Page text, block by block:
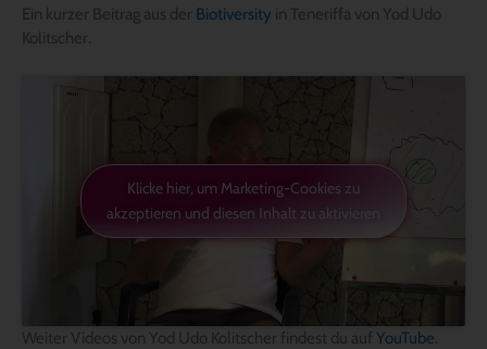
Ein kurzer Beitrag aus der Biotiversity in Teneriffa von Yod Udo
Kolitscher.
Klicke hier, um Marketing-Cookies zu
akzeptieren und diesen Inhalt zu aktivieren
Weiter Videos von Yod Udo Kolitscher findest du auf YouTube.